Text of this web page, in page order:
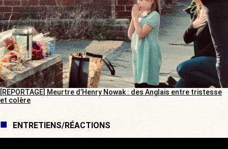
[REPORTAGE] Meurtre d’Henry Nowak : des Anglais entre tristesse
et colère
ENTRETIENS/RÉACTIONS